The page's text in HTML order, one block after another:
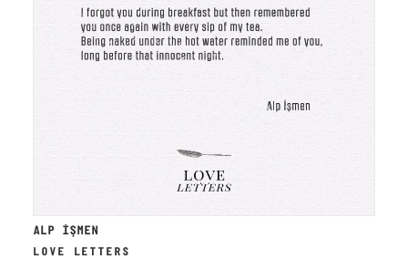
ALP İŞMEN
LOVE LETTERS